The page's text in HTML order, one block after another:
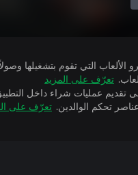
تعرّف على المزيد
تقديم عمليات شراء داخل
تحكم الوالدين. تعرّف على